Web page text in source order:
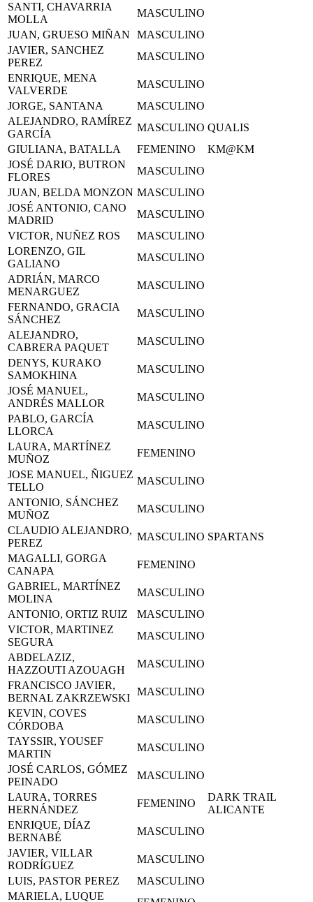
SANTI, CHAVARRIA
MOLLA
MASCULINO
JUAN, GRUESO MIÑAN
MASCULINO
JAVIER, SANCHEZ
PEREZ
MASCULINO
ENRIQUE, MENA
VALVERDE
MASCULINO
JORGE, SANTANA
MASCULINO
ALEJANDRO, RAMÍREZ
GARCÍA
MASCULINO QUALIS
GIULIANA, BATALLA
FEMENINO
KM@KM
JOSÉ DARIO, BUTRON
FLORES
MASCULINO
JUAN, BELDA MONZON MASCULINO
JOSÉ ANTONIO, CANO
MADRID
MASCULINO
VICTOR, NUÑEZ ROS
MASCULINO
LORENZO, GIL
GALIANO
MASCULINO
ADRIÁN, MARCO
MENARGUEZ
MASCULINO
FERNANDO, GRACIA
SÁNCHEZ
MASCULINO
ALEJANDRO,
CABRERA PAQUET
MASCULINO
DENYS, KURAKO
SAMOKHINA
MASCULINO
JOSÉ MANUEL,
ANDRÉS MALLOR
MASCULINO
PABLO, GARCÍA
LLORCA
MASCULINO
LAURA, MARTÍNEZ
MUÑOZ
FEMENINO
JOSE MANUEL, ÑIGUEZ
TELLO
MASCULINO
ANTONIO, SÁNCHEZ
MUÑOZ
MASCULINO
CLAUDIO ALEJANDRO,
PEREZ
MASCULINO SPARTANS
MAGALLI, GORGA
CANAPA
FEMENINO
GABRIEL, MARTÍNEZ
MOLINA
MASCULINO
ANTONIO, ORTIZ RUIZ
MASCULINO
VICTOR, MARTINEZ
SEGURA
MASCULINO
ABDELAZIZ,
HAZZOUTI AZOUAGH
MASCULINO
FRANCISCO JAVIER,
BERNAL ZAKRZEWSKI
MASCULINO
KEVIN, COVES
CÓRDOBA
MASCULINO
TAYSSIR, YOUSEF
MARTIN
MASCULINO
JOSÉ CARLOS, GÓMEZ
PEINADO
MASCULINO
LAURA, TORRES
HERNÁNDEZ
FEMENINO
DARK TRAIL
ALICANTE
ENRIQUE, DÍAZ
BERNABÉ
MASCULINO
JAVIER, VILLAR
RODRÍGUEZ
MASCULINO
LUIS, PASTOR PEREZ
MASCULINO
MARIELA, LUQUE